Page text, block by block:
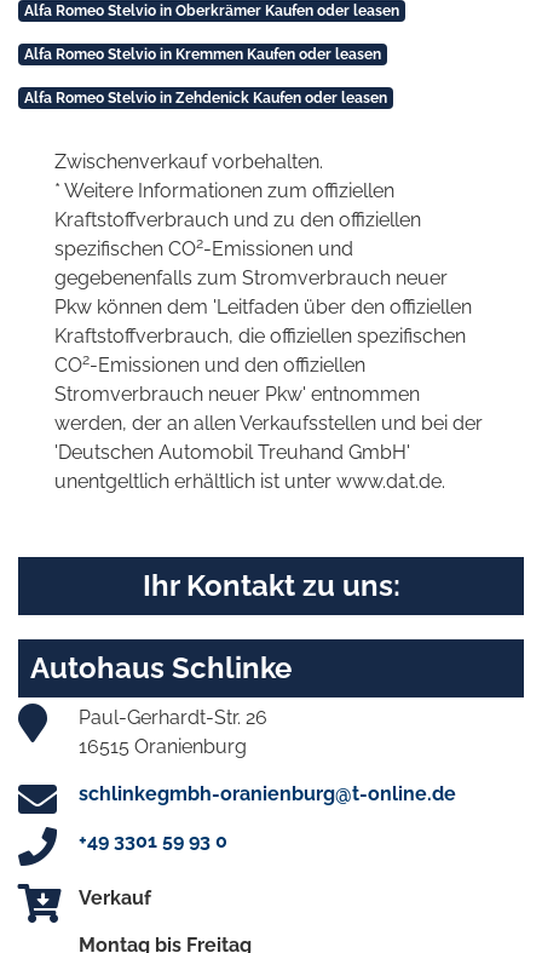
Alfa Romeo Stelvio in Oberkrämer Kaufen oder leasen
Alfa Romeo Stelvio in Kremmen Kaufen oder leasen
Alfa Romeo Stelvio in Zehdenick Kaufen oder leasen
Zwischenverkauf vorbehalten.
* Weitere Informationen zum offiziellen
Kraftstoffverbrauch und zu den offiziellen
spezifischen CO2-Emissionen und
gegebenenfalls zum Stromverbrauch neuer
Pkw können dem 'Leitfaden über den offiziellen
Kraftstoffverbrauch, die offiziellen spezifischen
CO2-Emissionen und den offiziellen
Stromverbrauch neuer Pkw' entnommen
werden, der an allen Verkaufsstellen und bei der
'Deutschen Automobil Treuhand GmbH'
unentgeltlich erhältlich ist unter www.dat.de.
Ihr Kontakt zu uns:
Autohaus Schlinke
Paul-Gerhardt-Str. 26
16515 Oranienburg
schlinkegmbh-oranienburg@t-online.de
+49 3301 59 93 0
Verkauf
Montag bis Freitag